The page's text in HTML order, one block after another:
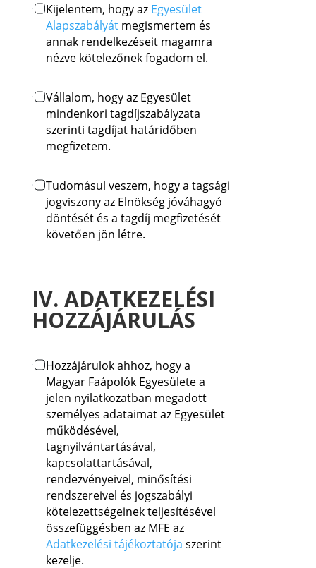
Kijelentem, hogy az Egyesület
Alapszabályátmegismertem és
annak rendelkezéseit magamra
nézve kötelezőnek fogadom el.
Vállalom, hogy az Egyesület
mindenkori tagdíjszabályzata
szerinti tagdíjat határidőben
megfizetem.
Tudomásul veszem, hogy a tagsági
jogviszony az Elnökség jóváhagyó
döntését és a tagdíj megfizetését
követően jön létre.
IV. ADATKEZELÉSI
HOZZÁJÁRULÁS
Hozzájárulok ahhoz, hogy a
Magyar Faápolók Egyesülete a
jelen nyilatkozatban megadott
személyes adataimat az Egyesület
működésével,
tagnyilvántartásával,
kapcsolattartásával,
rendezvényeivel, minősítési
rendszereivel és jogszabályi
kötelezettségeinek teljesítésével
összefüggésben az MFE az
Adatkezelési tájékoztatója szerint
kezelje.